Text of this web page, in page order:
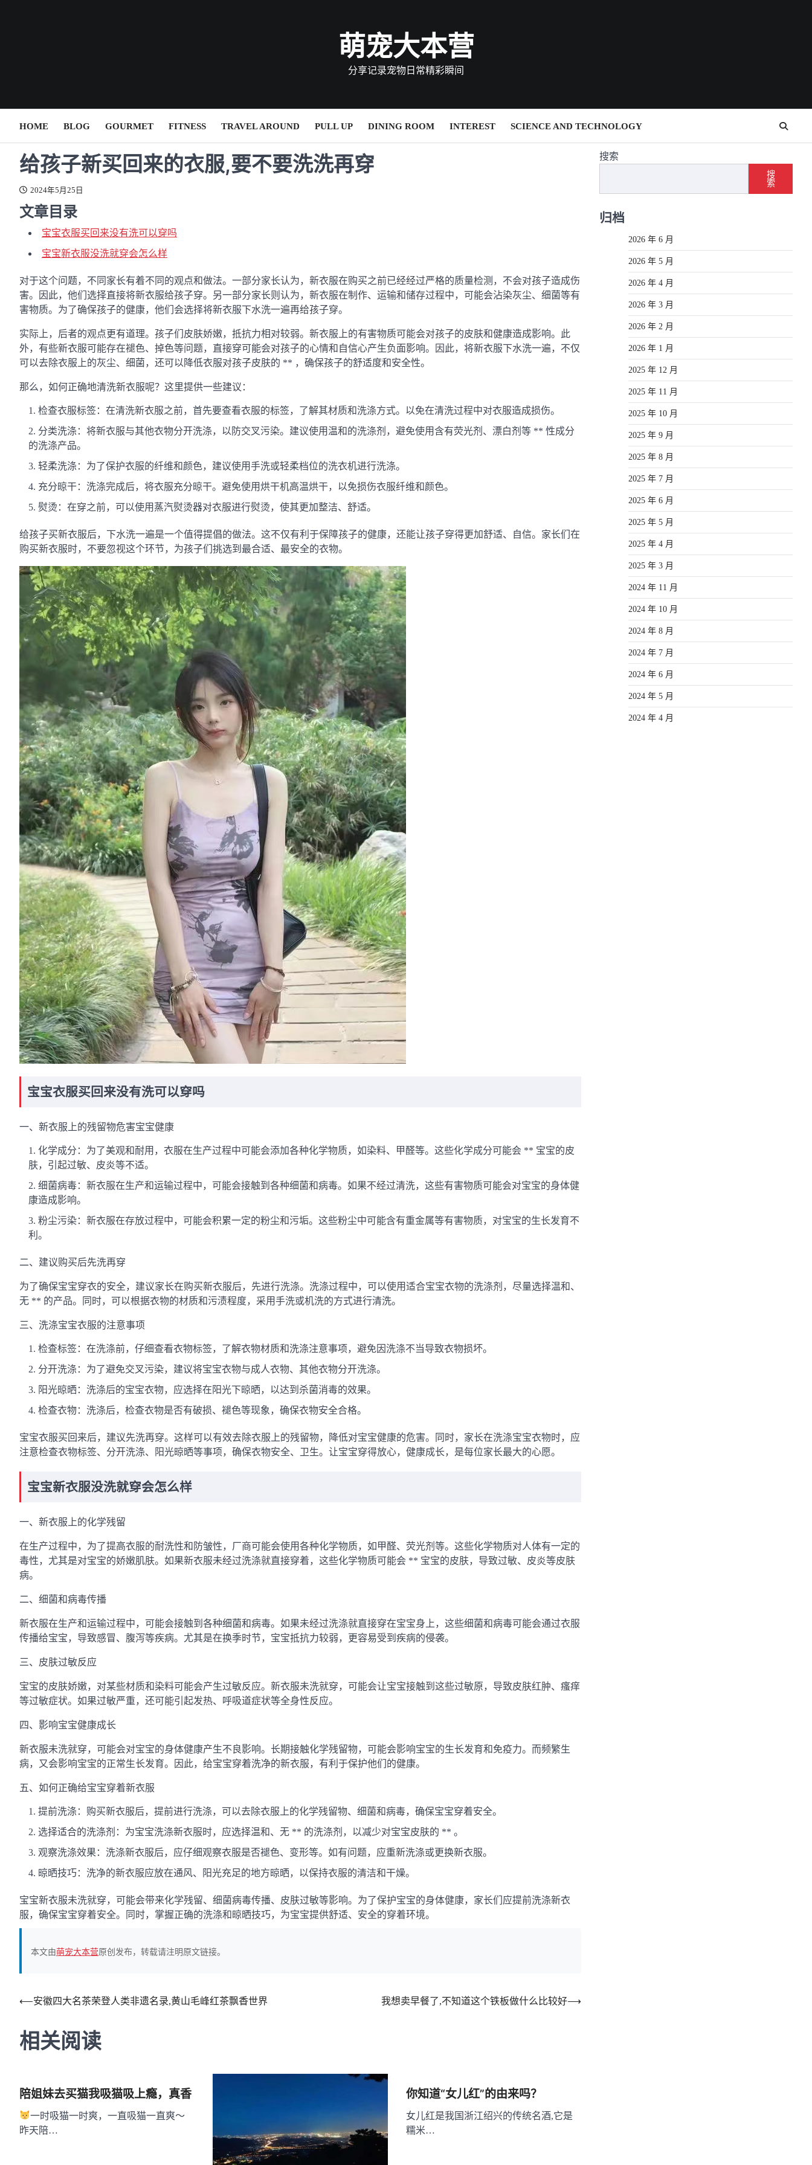
萌宠大本营
分享记录宠物日常精彩瞬间
HOME BLOG GOURMET FITNESS TRAVEL AROUND PULL UP DINING ROOM INTEREST SCIENCE AND TECHNOLOGY
给孩子新买回来的衣服,要不要洗洗再穿
2024年5月25日
文章目录
宝宝衣服买回来没有洗可以穿吗
宝宝新衣服没洗就穿会怎么样
对于这个问题，不同家长有着不同的观点和做法。一部分家长认为，新衣服在购买之前已经经过严格的质量检测，不会对孩子造成伤
害。因此，他们选择直接将新衣服给孩子穿。另一部分家长则认为，新衣服在制作、运输和储存过程中，可能会沾染灰尘、细菌等有
害物质。为了确保孩子的健康，他们会选择将新衣服下水洗一遍再给孩子穿。
实际上，后者的观点更有道理。孩子们皮肤娇嫩，抵抗力相对较弱。新衣服上的有害物质可能会对孩子的皮肤和健康造成影响。此
外，有些新衣服可能存在褪色、掉色等问题，直接穿可能会对孩子的心情和自信心产生负面影响。因此，将新衣服下水洗一遍，不仅
可以去除衣服上的灰尘、细菌，还可以降低衣服对孩子皮肤的 ** ，确保孩子的舒适度和安全性。
那么，如何正确地清洗新衣服呢？这里提供一些建议：
检查衣服标签：在清洗新衣服之前，首先要查看衣服的标签，了解其材质和洗涤方式。以免在清洗过程中对衣服造成损伤。
分类洗涤：将新衣服与其他衣物分开洗涤，以防交叉污染。建议使用温和的洗涤剂，避免使用含有荧光剂、漂白剂等 ** 性成分
的洗涤产品。
轻柔洗涤：为了保护衣服的纤维和颜色，建议使用手洗或轻柔档位的洗衣机进行洗涤。
充分晾干：洗涤完成后，将衣服充分晾干。避免使用烘干机高温烘干，以免损伤衣服纤维和颜色。
熨烫：在穿之前，可以使用蒸汽熨烫器对衣服进行熨烫，使其更加整洁、舒适。
给孩子买新衣服后，下水洗一遍是一个值得提倡的做法。这不仅有利于保障孩子的健康，还能让孩子穿得更加舒适、自信。家长们在
购买新衣服时，不要忽视这个环节，为孩子们挑选到最合适、最安全的衣物。
宝宝衣服买回来没有洗可以穿吗
一、新衣服上的残留物危害宝宝健康
化学成分：为了美观和耐用，衣服在生产过程中可能会添加各种化学物质，如染料、甲醛等。这些化学成分可能会 ** 宝宝的皮
肤，引起过敏、皮炎等不适。
细菌病毒：新衣服在生产和运输过程中，可能会接触到各种细菌和病毒。如果不经过清洗，这些有害物质可能会对宝宝的身体健
康造成影响。
粉尘污染：新衣服在存放过程中，可能会积累一定的粉尘和污垢。这些粉尘中可能含有重金属等有害物质，对宝宝的生长发育不
利。
二、建议购买后先洗再穿
为了确保宝宝穿衣的安全，建议家长在购买新衣服后，先进行洗涤。洗涤过程中，可以使用适合宝宝衣物的洗涤剂，尽量选择温和、
无 ** 的产品。同时，可以根据衣物的材质和污渍程度，采用手洗或机洗的方式进行清洗。
三、洗涤宝宝衣服的注意事项
检查标签：在洗涤前，仔细查看衣物标签，了解衣物材质和洗涤注意事项，避免因洗涤不当导致衣物损坏。
分开洗涤：为了避免交叉污染，建议将宝宝衣物与成人衣物、其他衣物分开洗涤。
阳光晾晒：洗涤后的宝宝衣物，应选择在阳光下晾晒，以达到杀菌消毒的效果。
检查衣物：洗涤后，检查衣物是否有破损、褪色等现象，确保衣物安全合格。
宝宝衣服买回来后，建议先洗再穿。这样可以有效去除衣服上的残留物，降低对宝宝健康的危害。同时，家长在洗涤宝宝衣物时，应
注意检查衣物标签、分开洗涤、阳光晾晒等事项，确保衣物安全、卫生。让宝宝穿得放心，健康成长，是每位家长最大的心愿。
宝宝新衣服没洗就穿会怎么样
一、新衣服上的化学残留
在生产过程中，为了提高衣服的耐洗性和防皱性，厂商可能会使用各种化学物质，如甲醛、荧光剂等。这些化学物质对人体有一定的
毒性，尤其是对宝宝的娇嫩肌肤。如果新衣服未经过洗涤就直接穿着，这些化学物质可能会 ** 宝宝的皮肤，导致过敏、皮炎等皮肤
病。
二、细菌和病毒传播
新衣服在生产和运输过程中，可能会接触到各种细菌和病毒。如果未经过洗涤就直接穿在宝宝身上，这些细菌和病毒可能会通过衣服
传播给宝宝，导致感冒、腹泻等疾病。尤其是在换季时节，宝宝抵抗力较弱，更容易受到疾病的侵袭。
三、皮肤过敏反应
宝宝的皮肤娇嫩，对某些材质和染料可能会产生过敏反应。新衣服未洗就穿，可能会让宝宝接触到这些过敏原，导致皮肤红肿、瘙痒
等过敏症状。如果过敏严重，还可能引起发热、呼吸道症状等全身性反应。
四、影响宝宝健康成长
新衣服未洗就穿，可能会对宝宝的身体健康产生不良影响。长期接触化学残留物，可能会影响宝宝的生长发育和免疫力。而频繁生
病，又会影响宝宝的正常生长发育。因此，给宝宝穿着洗净的新衣服，有利于保护他们的健康。
五、如何正确给宝宝穿着新衣服
提前洗涤：购买新衣服后，提前进行洗涤，可以去除衣服上的化学残留物、细菌和病毒，确保宝宝穿着安全。
选择适合的洗涤剂：为宝宝洗涤新衣服时，应选择温和、无 ** 的洗涤剂，以减少对宝宝皮肤的 ** 。
观察洗涤效果：洗涤新衣服后，应仔细观察衣服是否褪色、变形等。如有问题，应重新洗涤或更换新衣服。
晾晒技巧：洗净的新衣服应放在通风、阳光充足的地方晾晒，以保持衣服的清洁和干燥。
宝宝新衣服未洗就穿，可能会带来化学残留、细菌病毒传播、皮肤过敏等影响。为了保护宝宝的身体健康，家长们应提前洗涤新衣
服，确保宝宝穿着安全。同时，掌握正确的洗涤和晾晒技巧，为宝宝提供舒适、安全的穿着环境。
本文由萌宠大本营原创发布，转载请注明原文链接。
文
导
⟵安徽四大名茶荣登人类非遗名录,黄山毛峰红茶飘香世界 我想卖早餐了,不知道这个铁板做什么比较好⟶
相关阅读
陪姐妹去买猫我吸猫吸上瘾，真香
一时吸猫一时爽，一直吸猫一直爽～
昨天陪…
你知道“女儿红”的由来吗？
女儿红是我国浙江绍兴的传统名酒,它是
糯米…
搜索
搜
索
归档
2026 年 6 月
2026 年 5 月
2026 年 4 月
2026 年 3 月
2026 年 2 月
2026 年 1 月
2025 年 12 月
2025 年 11 月
2025 年 10 月
2025 年 9 月
2025 年 8 月
2025 年 7 月
2025 年 6 月
2025 年 5 月
2025 年 4 月
2025 年 3 月
2024 年 11 月
2024 年 10 月
2024 年 8 月
2024 年 7 月
2024 年 6 月
2024 年 5 月
2024 年 4 月